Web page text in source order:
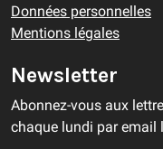
Données personnelles
Mentions légales
Newsletter
Abonnez-vous aux
chaque lundi par email